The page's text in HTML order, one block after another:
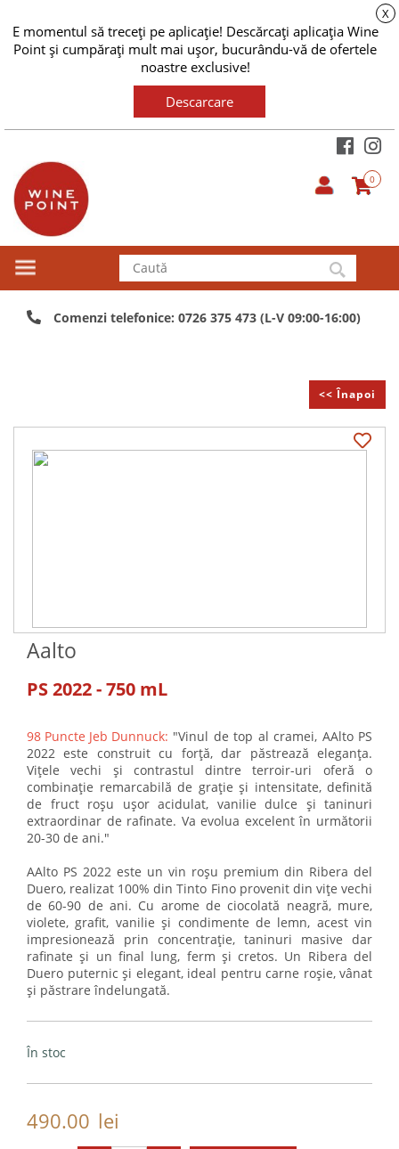
E momentul să treceți pe aplicație! Descărcați aplicația Wine
Point și cumpărați mult mai ușor, bucurându-vă de ofertele
noastre exclusive!
X
Descarcare
0
Comenzi telefonice: 0726 375 473 (L-V 09:00-16:00)
<< Înapoi
Aalto
PS 2022 - 750 mL
98 Puncte Jeb Dunnuck: "Vinul de top al cramei, AAlto PS
2022 este construit cu forță, dar păstrează eleganța.
Vițele vechi și contrastul dintre terroir-uri oferă o
combinație remarcabilă de grație și intensitate, definită
de fruct roșu ușor acidulat, vanilie dulce și taninuri
extraordinar de rafinate. Va evolua excelent în următorii
20-30 de ani."
AAlto PS 2022 este un vin roșu premium din Ribera del
Duero, realizat 100% din Tinto Fino provenit din vițe vechi
de 60-90 de ani. Cu arome de ciocolată neagră, mure,
violete, grafit, vanilie și condimente de lemn, acest vin
impresionează prin concentrație, taninuri masive dar
rafinate și un final lung, ferm și cretos. Un Ribera del
Duero puternic și elegant, ideal pentru carne roșie, vânat
și păstrare îndelungată.
În stoc
490.00 lei